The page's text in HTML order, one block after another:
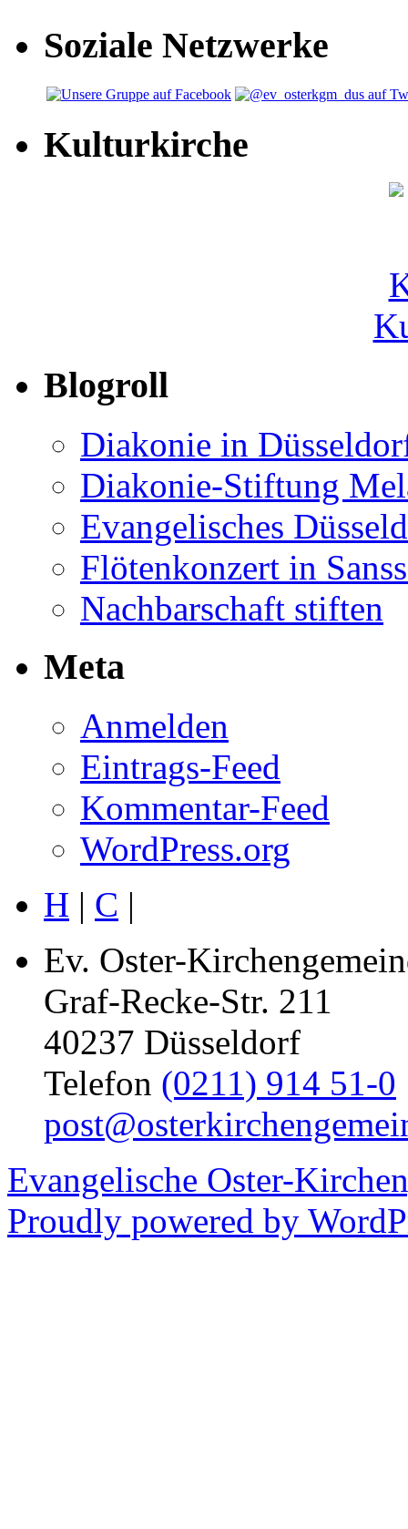
Soziale Netzwerke
Kulturkirche
Blogroll
Diakonie in
Diakonie-Stiftung
Evangelisches
Flötenkonzert in
Nachbarschaft stiften
Meta
Anmelden
Eintrags-Feed
Kommentar-Feed
WordPress.org
H | C |
Ev. Oster-
Graf-Recke-Str. 211
40237 Düsseldorf
Telefon (0211) 914 51-0
Evangelische Oster-
Proudly powered by